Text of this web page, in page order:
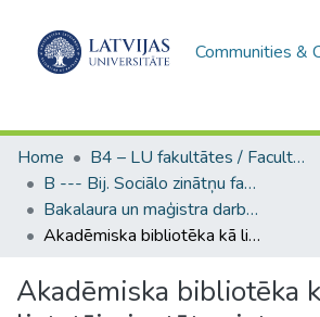
Communities &
Home
B4 – LU fakultātes / Faculties of the UL
B --- Bij. Sociālo zinātņu fakultātes noslēguma darbi / Faculty of Social Sciences - Graduate works
Bakalaura un maģistra darbi (SZF) / Bachelor's and Master's theses
Akadēmiska bibliotēka kā lietotājorientēta vieta
Akadēmiska bibliotēka